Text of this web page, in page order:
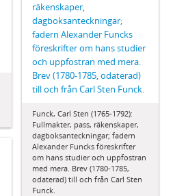
räkenskaper,
dagboksanteckningar;
fadern Alexander Funcks
föreskrifter om hans studier
och uppfostran med mera.
Brev (1780-1785, odaterad)
till och från Carl Sten Funck.
Funck, Carl Sten (1765-1792):
Fullmakter, pass, räkenskaper,
dagboksanteckningar; fadern
Alexander Funcks föreskrifter
om hans studier och uppfostran
med mera. Brev (1780-1785,
odaterad) till och från Carl Sten
Funck.